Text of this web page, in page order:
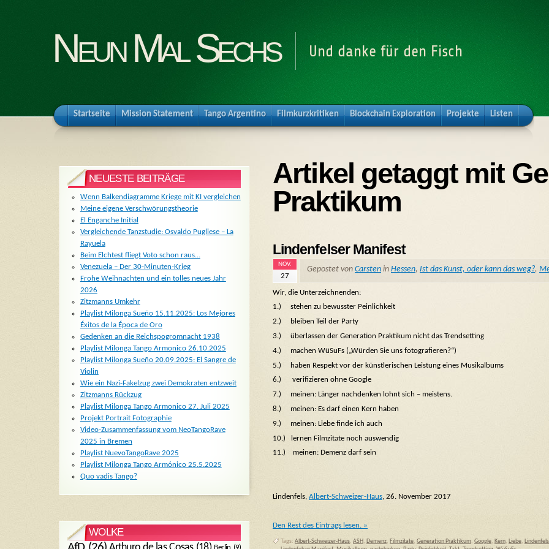
Neun Mal Sechs Und danke für den Fisch
Startseite Mission Statement Tango Argentino Filmkurzkritiken Blockchain Exploration Projekte Listen
Artikel getaggt mit
Praktikum
Lindenfelser Manifest
NOV.
27
Gepostet von Carsten in Hessen, Ist das Kunst, oder kann das weg?,
Wir, die Unterzeichnenden:
1.) stehen zu bewusster Peinlichkeit
2.) bleiben Teil der Party
3.) überlassen der Generation Praktikum nicht das Trendsetting
4.) machen WüSuFs („Würden Sie uns fotografieren?“)
5.) haben Respekt vor der künstlerischen Leistung eines Musikalbums
6.) verifizieren ohne Google
7.) meinen: Länger nachdenken lohnt sich – meistens.
8.) meinen: Es darf einen Kern haben
9.) meinen: Liebe finde ich auch
10.) lernen Filmzitate noch auswendig
11.) meinen: Demenz darf sein
Lindenfels, Albert-Schweizer-Haus, 26. November 2017
Den Rest des Eintrags lesen. »
Tags: Albert-Schweizer-Haus, ASH, Demenz, Filmzitate, Generation Praktikum, Google, Kern, Liebe, Lindenfels
NEUESTE BEITRÄGE
Wenn Balkendiagramme Kriege mit KI vergleichen
Meine eigene Verschwörungstheorie
El Enganche Initial
Vergleichende Tanzstudie: Osvaldo Pugliese – La
Rayuela
Beim Elchtest fliegt Voto schon raus…
Venezuela – Der 30-Minuten-Krieg
Frohe Weihnachten und ein tolles neues Jahr
2026
Zitzmanns Umkehr
Playlist Milonga Sueño 15.11.2025: Los Mejores
Éxitos de la Época de Oro
Gedenken an die Reichspogromnacht 1938
Playlist Milonga Tango Armonico 26.10.2025
Playlist Milonga Sueño 20.09.2025: El Sangre de
Violin
Wie ein Nazi-Fakelzug zwei Demokraten entzweit
Zitzmanns Rückzug
Playlist Milonga Tango Armonico 27. Juli 2025
Projekt Portrait Fotographie
Video-Zusammenfassung vom NeoTangoRave
2025 in Bremen
Playlist NuevoTangoRave 2025
Playlist Milonga Tango Armónico 25.5.2025
Quo vadis Tango?
WOLKE
Berlin (9)